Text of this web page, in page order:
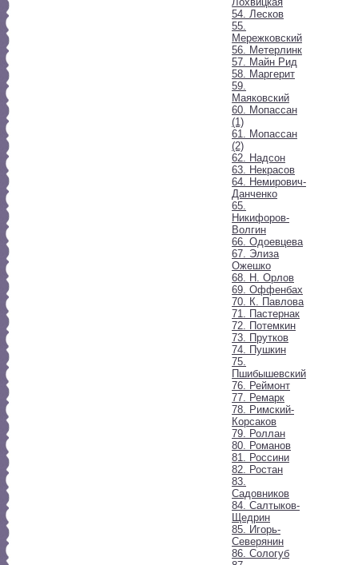
54. Лесков
55.
Мережковский
56. Метерлинк
57. Майн Рид
58. Маргерит
59.
Маяковский
60. Мопассан
(1)
61. Мопассан
(2)
62. Надсон
63. Некрасов
64. Немирович-
Данченко
65.
Никифоров-
Волгин
66. Одоевцева
67. Элиза
Ожешко
68. Н. Орлов
69. Оффенбах
70. К. Павлова
71. Пастернак
72. Потемкин
73. Прутков
74. Пушкин
75.
Пшибышевский
76. Реймонт
77. Ремарк
78. Римский-
Корсаков
79. Роллан
80. Романов
81. Россини
82. Ростан
83.
Садовников
84. Салтыков-
Щедрин
85. Игорь-
Северянин
86. Сологуб